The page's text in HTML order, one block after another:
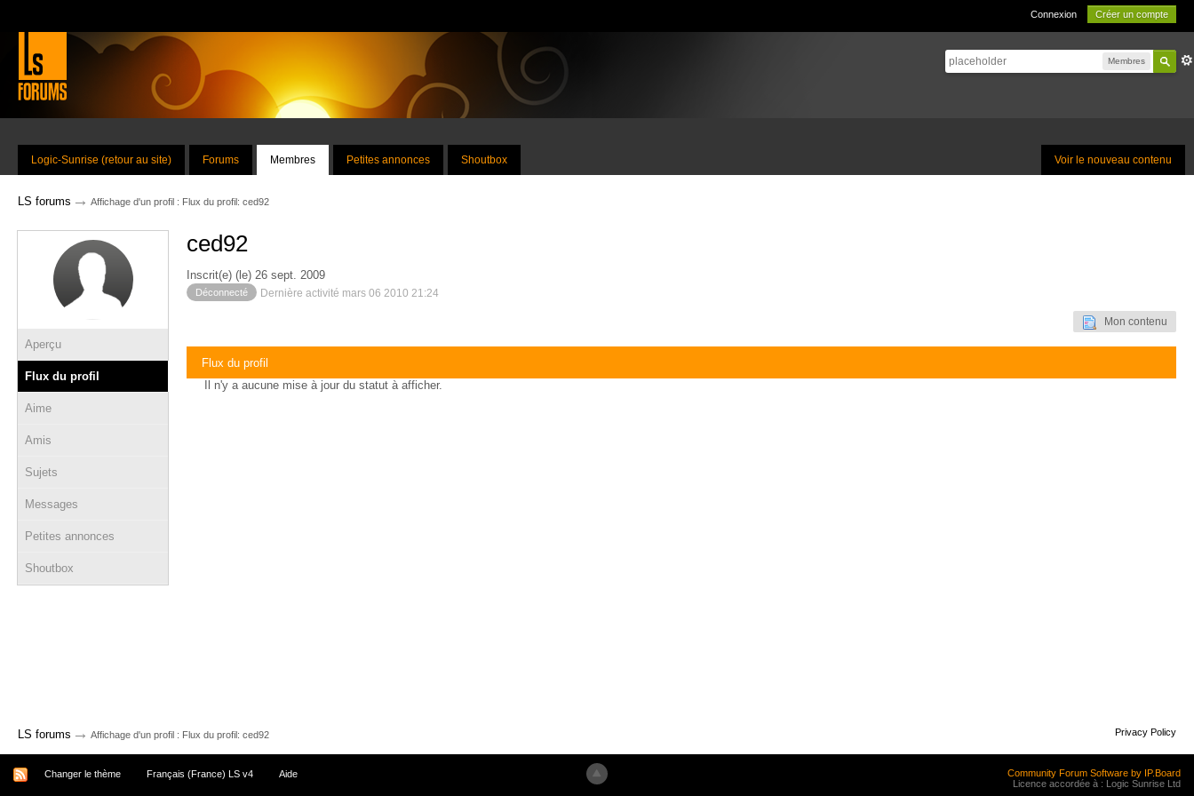
Connexion Créer un compte
Membres
Voir le nouveau contenu
Logic-Sunrise (retour au site) Forums Membres Petites annonces Shoutbox
LS forums → Affichage d'un profil : Flux du profil: ced92
Aperçu
Flux du profil
Aime
Amis
Sujets
Messages
Petites annonces
Shoutbox
ced92
Inscrit(e) (le) 26 sept. 2009
Déconnecté Dernière activité mars 06 2010 21:24
Mon contenu
Flux du profil
Il n'y a aucune mise à jour du statut à afficher.
LS forums → Affichage d'un profil : Flux du profil: ced92 Privacy Policy
Changer le thème Français (France) LS v4 Aide
Community Forum Software by IP.Board
Licence accordée à : Logic Sunrise Ltd